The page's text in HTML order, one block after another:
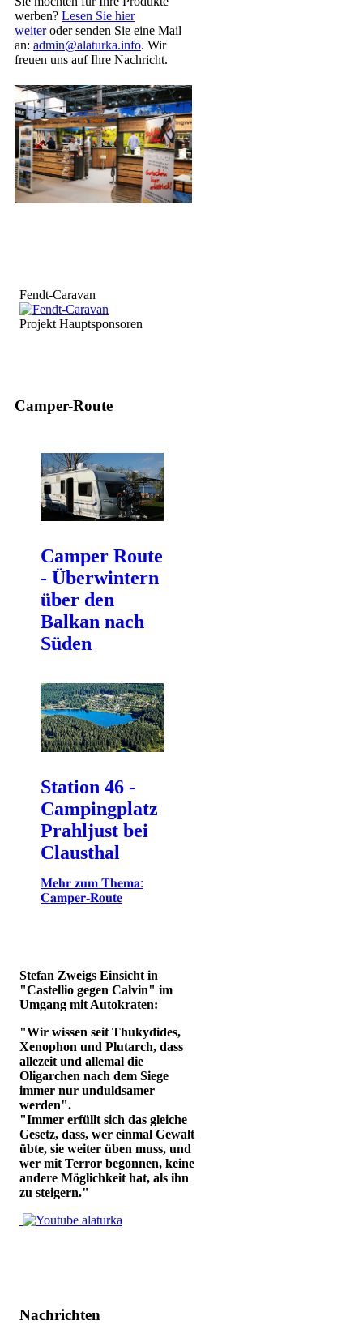
werben? Lesen Sie hier
weiteroder senden Sie eine Mail
an: admin@alaturka.info. Wir
freuen uns auf Ihre Nachricht.
Fendt-Caravan
Projekt Hauptsponsoren
Camper-Route
Camper Route
- Überwintern
über den
Balkan nach
Süden
Station 46 -
Campingplatz
Prahljust bei
Clausthal
𝐌𝐞𝐡𝐫 𝐳𝐮𝐦 𝐓𝐡𝐞𝐦𝐚:
𝐂𝐚𝐦𝐩𝐞𝐫-𝐑𝐨𝐮𝐭𝐞
Stefan Zweigs Einsicht in
"Castellio gegen Calvin" im
Umgang mit Autokraten:
"Wir wissen seit Thukydides,
Xenophon und Plutarch, dass
allezeit und allemal die
Oligarchen nach dem Siege
immer nur unduldsamer
werden".
"Immer erfüllt sich das gleiche
Gesetz, dass, wer einmal Gewalt
übte, sie weiter üben muss, und
wer mit Terror begonnen, keine
andere Möglichkeit hat, als ihn
zu steigern."
Nachrichten